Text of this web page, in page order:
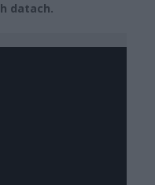
datach.